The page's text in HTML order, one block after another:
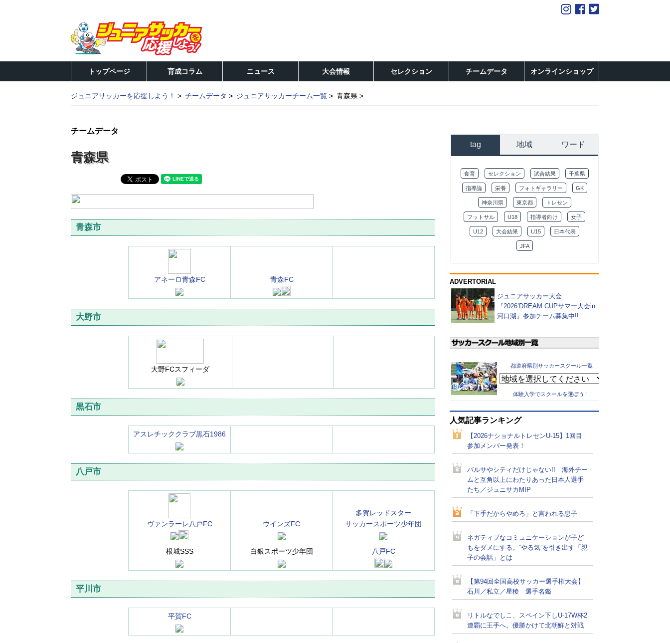
トップページ 育成コラム ニュース 大会情報 セレクション チームデータ オンラインショップ
ジュニアサッカーを応援しよう！ チームデータ ジュニアサッカーチーム一覧 青森県
チームデータ
青森県
青森市
アネーロ青森FC 青森FC
大野市
大野FCスフィーダ
黒石市
アスレチッククラブ黒石1986
八戸市
ヴァンラーレ八戸FC ウインズFC
多賀レッドスター
サッカースポーツ少年団
根城SSS 白銀スポーツ少年団 八戸FC
平川市
平賀FC
tag 地域 ワード
食育 セレクション 試合結果 千葉県
指導論 栄養 フォトギャラリー GK
神奈川県 東京都 トレセン
フットサル U18 指導者向け 女子
U12 大会結果 U15 日本代表
JFA
ADVERTORIAL
ジュニアサッカー大会
『2026’DREAM CUPサマー大会in
河口湖』参加チーム募集中!!
都道府県別サッカースクール一覧
体験入学でスクールを選ぼう！
人気記事ランキング
【2026ナショナルトレセンU-15】1回目
参加メンバー発表！
バルサやシティだけじゃない!! 海外チー
ムと互角以上にわたりあった日本人選手
たち／ジュニサカMIP
「下手だからやめろ」と言われる息子
ネガティブなコミュニケーションが子ど
もをダメにする。”やる気”を引き出す「親
子の会話」とは
【第94回全国高校サッカー選手権大会】
石川／私立／星稜 選手名鑑
リトルなでしこ、スペイン下しU-17W杯2
連覇に王手へ。優勝かけて北朝鮮と対戦